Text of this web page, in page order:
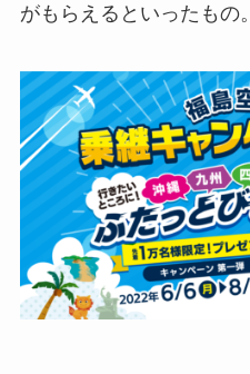
がもらえるといったもの。